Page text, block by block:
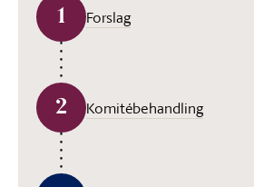
1 Forslag
2 Komitébehandling